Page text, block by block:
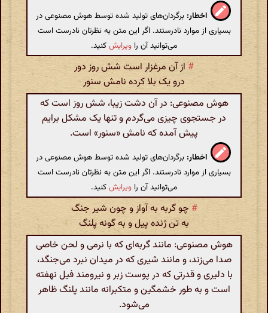
اخطار: برگردان‌های تولید شده توسط هوش مصنوعی در
بسیاری از موارد نادرستند. اگر این متن به نظرتان نادرست است
می‌توانید آن را ویرایشکنید.
#از آن مرغزار است شش روز دور
درو یک بلا کرده نامش سنور
هوش مصنوعی: در آن دشت زیبا، شش روز است که
در جستجوی چیزی می‌گردم و تنها یک مشکل برایم
پیش آمده که نامش «سنور» است.
اخطار: برگردان‌های تولید شده توسط هوش مصنوعی در
بسیاری از موارد نادرستند. اگر این متن به نظرتان نادرست است
می‌توانید آن را ویرایشکنید.
#چو گربه به آواز و چون شیر جنگ
به تن ژنده پیل و به گونه پلنگ
هوش مصنوعی: مانند گربه‌ای که با نرمی و لحن خاصی
صدا می‌زند، و مانند شیری که در میدان نبرد می‌جنگد،
با دلیری و قدرتی که در پوست زبر و نیرومند فیل نهفته
است و به طور خشمگین و متکبرانه مانند پلنگ ظاهر
می‌شود.